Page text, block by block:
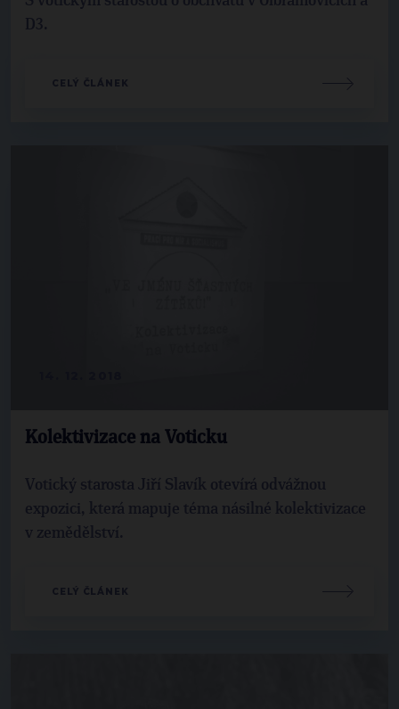
D3.
CELÝ ČLÁNEK
Kolektivizace na Voticku
Votický starosta Jiří Slavík otevírá odvážnou
expozici, která mapuje téma násilné kolektivizace
v zemědělství.
CELÝ ČLÁNEK